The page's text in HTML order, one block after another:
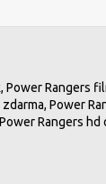
Rangers
Power
Rangers